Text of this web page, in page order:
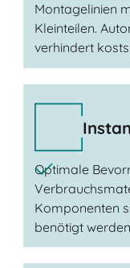
Montagelinien
Kleinteilen.
verhindert
Optimale
Komponenten
benötigt